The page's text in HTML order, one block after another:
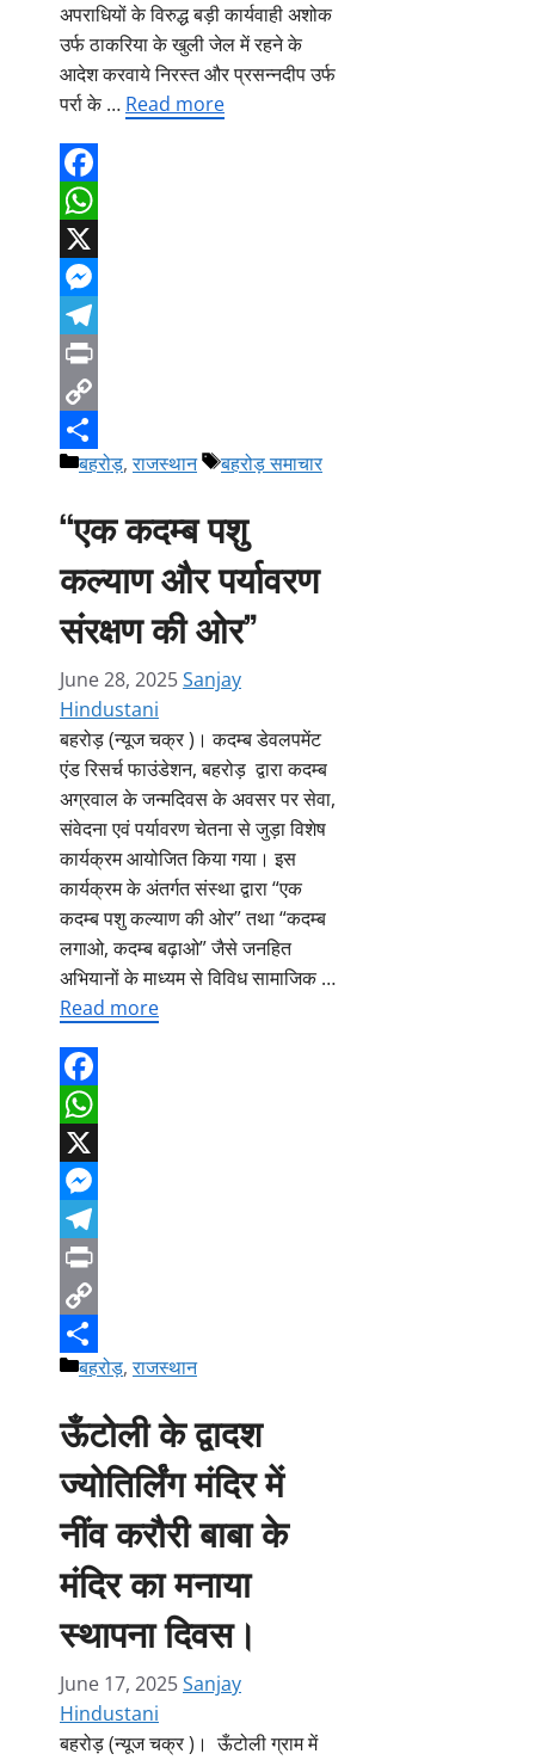
अपराधियों के विरुद्ध बड़ी कार्यवाही अशोक
उर्फ ठाकरिया के खुली जेल में रहने के
आदेश करवाये निरस्त और प्रसन्नदीप उर्फ
पर्रा के … Read more
Facebook
WhatsApp
X
Messenger
Telegram
Print
Copy
Link
Share
Categories
बहरोड़,राजस्थान Tags
बहरोड़ समाचार
“एक कदम्ब पशु
कल्याण और पर्यावरण
संरक्षण की ओर”
June 28, 2025Sanjay
Hindustani
बहरोड़ (न्यूज चक्र )। कदम्ब डेवलपमेंट
एंड रिसर्च फाउंडेशन, बहरोड़ द्वारा कदम्ब
अग्रवाल के जन्मदिवस के अवसर पर सेवा,
संवेदना एवं पर्यावरण चेतना से जुड़ा विशेष
कार्यक्रम आयोजित किया गया। इस
कार्यक्रम के अंतर्गत संस्था द्वारा “एक
कदम्ब पशु कल्याण की ओर” तथा “कदम्ब
लगाओ, कदम्ब बढ़ाओ” जैसे जनहित
अभियानों के माध्यम से विविध सामाजिक …
Read more
Facebook
WhatsApp
X
Messenger
Telegram
Print
Copy
Link
Share
Categories
बहरोड़,राजस्थान
ऊँटोली के द्वादश
ज्योतिर्लिंग मंदिर में
नींव करौरी बाबा के
मंदिर का मनाया
स्थापना दिवस।
June 17, 2025Sanjay
Hindustani
बहरोड़ (न्यूज चक्र )। ऊँटोली ग्राम में